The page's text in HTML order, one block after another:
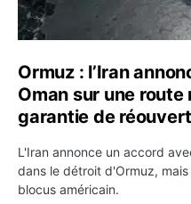
Ormuz : l’Iran
Oman sur une route
garantie de
L'Iran annonce un accord
dans le détroit d'Ormuz,
blocus américain.